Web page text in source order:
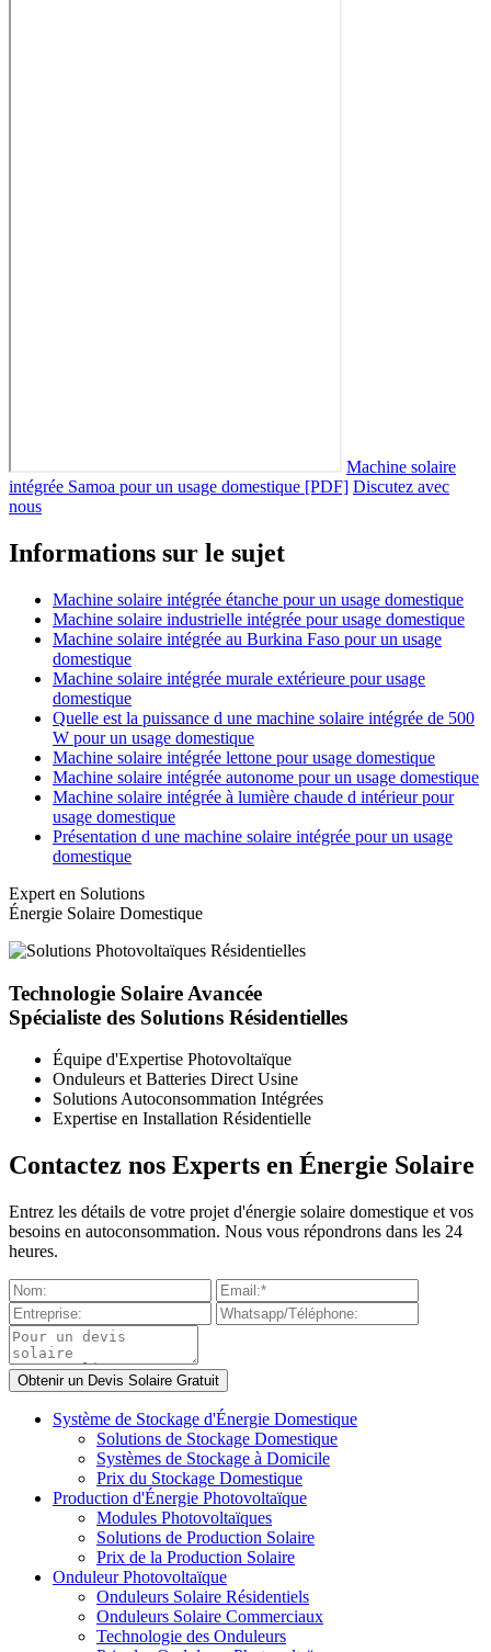
Machine solaire
intégrée Samoa pour un usage domestique [PDF] Discutez avec
nous
Informations sur le sujet
Machine solaire intégrée étanche pour un usage domestique
Machine solaire industrielle intégrée pour usage domestique
Machine solaire intégrée au Burkina Faso pour un usage
domestique
Machine solaire intégrée murale extérieure pour usage
domestique
Quelle est la puissance d une machine solaire intégrée de 500
W pour un usage domestique
Machine solaire intégrée lettone pour usage domestique
Machine solaire intégrée autonome pour un usage domestique
Machine solaire intégrée à lumière chaude d intérieur pour
usage domestique
Présentation d une machine solaire intégrée pour un usage
domestique
Expert en Solutions
Énergie Solaire Domestique
Technologie Solaire Avancée
Spécialiste des Solutions Résidentielles
Équipe d'Expertise Photovoltaïque
Onduleurs et Batteries Direct Usine
Solutions Autoconsommation Intégrées
Expertise en Installation Résidentielle
Contactez nos Experts en Énergie Solaire
Entrez les détails de votre projet d'énergie solaire domestique et vos
besoins en autoconsommation. Nous vous répondrons dans les 24
heures.
Système de Stockage d'Énergie Domestique
Solutions de Stockage Domestique
Systèmes de Stockage à Domicile
Prix du Stockage Domestique
Production d'Énergie Photovoltaïque
Modules Photovoltaïques
Solutions de Production Solaire
Prix de la Production Solaire
Onduleur Photovoltaïque
Onduleurs Solaire Résidentiels
Onduleurs Solaire Commerciaux
Technologie des Onduleurs